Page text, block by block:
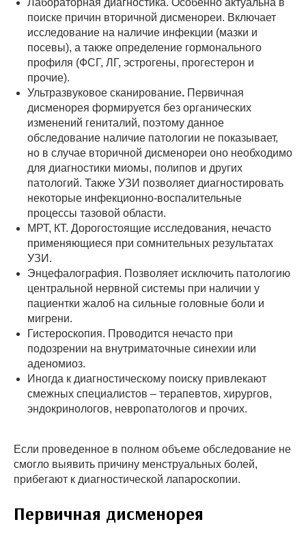
Лабораторная диагностика. Особенно актуальна в
поиске причин вторичной дисменореи. Включает
исследование на наличие инфекции (мазки и
посевы), а также определение гормонального
профиля (ФСГ, ЛГ, эстрогены, прогестерон и
прочие).
Ультразвуковое сканирование. Первичная
дисменорея формируется без органических
изменений гениталий, поэтому данное
обследование наличие патологии не показывает,
но в случае вторичной дисменореи оно необходимо
для диагностики миомы, полипов и других
патологий. Также УЗИ позволяет диагностировать
некоторые инфекционно-воспалительные
процессы тазовой области.
МРТ, КТ. Дорогостоящие исследования, нечасто
применяющиеся при сомнительных результатах
УЗИ.
Энцефалография. Позволяет исключить патологию
центральной нервной системы при наличии у
пациентки жалоб на сильные головные боли и
мигрени.
Гистероскопия. Проводится нечасто при
подозрении на внутриматочные синехии или
аденомиоз.
Иногда к диагностическому поиску привлекают
смежных специалистов – терапевтов, хирургов,
эндокринологов, невропатологов и прочих.
Если проведенное в полном объеме обследование не
смогло выявить причину менструальных болей,
прибегают к диагностической лапароскопии.
Первичная дисменорея